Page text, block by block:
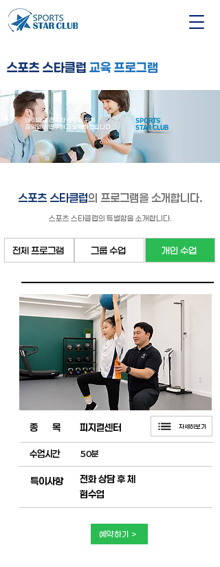
스포츠 스타클럽 교육 프로그램
SPORTS
STAR CLUB
아이들의 건강한 성장을 위해
​끊임없이 연구하고 노력하겠습니다.
스포츠 스타클럽의 프로그램을 소개합니다.
스포츠 스타클럽의 특별함을 소개합니다.
전체 프로그램 그룹 수업 개인 수업
​종 목 피지컬센터 자세히보기
수업시간 50분
특이사항
전화 상담 후 체
험수업
예약하기 >